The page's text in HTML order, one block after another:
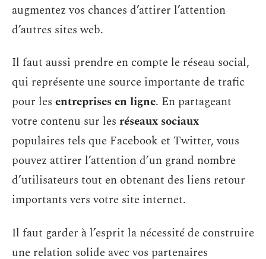
augmentez vos chances d’attirer l’attention
d’autres sites web.
Il faut aussi prendre en compte le réseau social,
qui représente une source importante de trafic
pour les entreprises en ligne. En partageant
votre contenu sur les réseaux sociaux
populaires tels que Facebook et Twitter, vous
pouvez attirer l’attention d’un grand nombre
d’utilisateurs tout en obtenant des liens retour
importants vers votre site internet.
Il faut garder à l’esprit la nécessité de construire
une relation solide avec vos partenaires